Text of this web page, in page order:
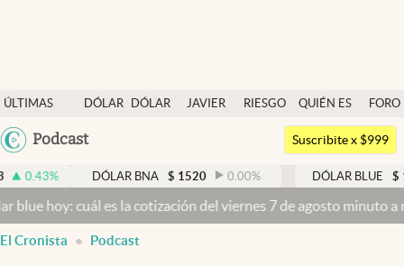
ÚLTIMAS
NOTICIAS
DÓLAR
DÓLAR
JAVIER
RIESGO
QUIÉN ES
QUIÉN
FORO
Argentina
México
Podcast
Dólar
Members
Economía y Política
Finanzas y Mercados
Mercados Online
Suscribite x $999
DÓLAR BNA $ 1520 0.00% DÓLAR BLUE $ 1525 -
cuál es la cotización del viernes 7 de agosto minuto a minuto
El Cronista Podcast